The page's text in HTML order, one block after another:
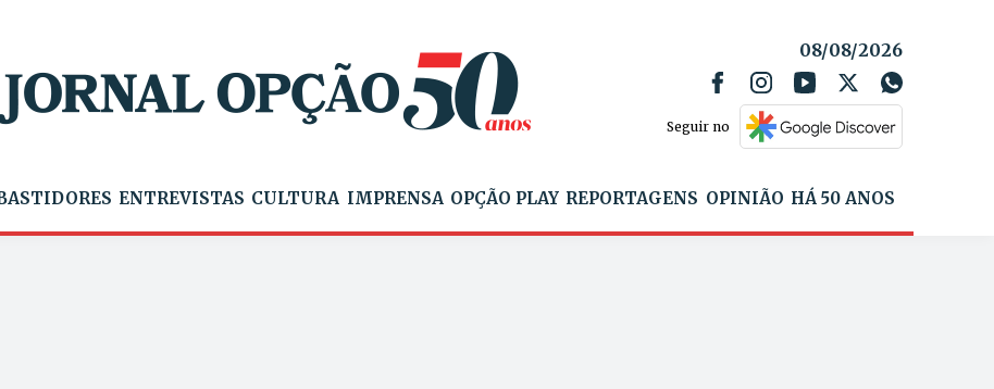
08/08/2026
Seguir no
ENTREVISTAS CULTURA IMPRENSA OPÇÃO PLAY REPORTAGENS OPINIÃO HÁ 50 ANOS